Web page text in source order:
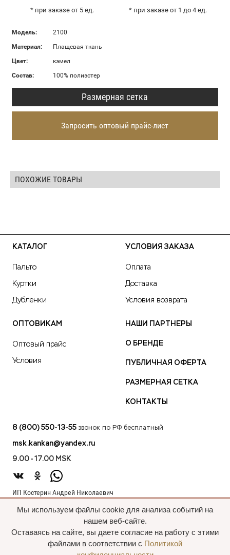
* при заказе от 5 ед.
* при заказе от 1 до 4 ед.
Модель:
2100
Материал:
Плащевая ткань
Цвет:
кэмел
Состав:
100% полиэстер
Размерная сетка
Запросить оптовый прайс-лист
ПОХОЖИЕ ТОВАРЫ
КАТАЛОГ
Пальто
Куртки
Дубленки
УСЛОВИЯ ЗАКАЗА
Оплата
Доставка
Условия возврата
ОПТОВИКАМ
Оптовый прайс
Условия
НАШИ ПАРТНЕРЫ
О БРЕНДЕ
ПУБЛИЧНАЯ ОФЕРТА
РАЗМЕРНАЯ СЕТКА
КОНТАКТЫ
8 (800) 550-13-55 звонок по РФ бесплатный
msk.kankan@yandex.ru
9.00 - 17.00 MSK
ИП Костерин Андрей Николаевич
440012, проезд 2-й Лиственный д.20 г. Пенза Пензенская обл.,
Мы используем файлы cookie для анализа событий на
нашем веб-сайте.
Оставаясь на сайте, вы даете согласие на работу с этими
файлами в соответствии с Политикой